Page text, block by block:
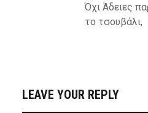
Όχι Άδειες
το τσουβάλι,
LEAVE YOUR REPLY